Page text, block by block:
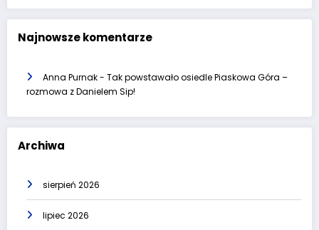
Najnowsze komentarze
Anna Purnak- Tak powstawało osiedle Piaskowa Góra –
rozmowa z Danielem Sip!
Archiwa
sierpień 2026
lipiec 2026